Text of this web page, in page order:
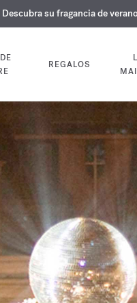
fragancia OUDvelvet mooden
y aceites corporales
Descubra su fragancia de
REGALOS